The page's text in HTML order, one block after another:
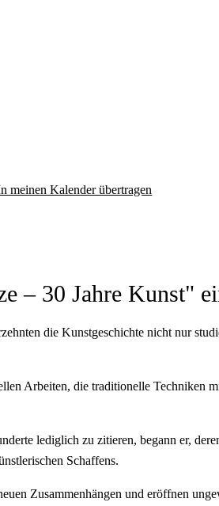
meinen Kalender übertragen
– 30 Jahre Kunst"
die Kunstgeschichte nicht nur
Arbeiten, die traditionelle Techniken
lediglich zu zitieren, begann er,
Schaffens.
Zusammenhängen und eröffnen